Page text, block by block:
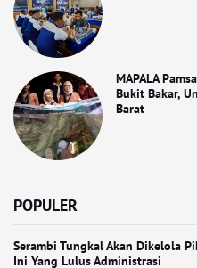
MAPALA
Bukit Bakar,
Barat
POPULER
Serambi Tungkal Akan Dikelola
Ini Yang Lulus Administrasi